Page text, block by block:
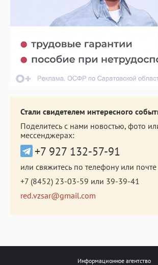
Стали свидетелем интересного
Поделитесь с нами новостью, фото
мессенджерах:
+7 927 132-57-91
или свяжитесь по телефону или почте
+7 (8452) 23-03-59 или 39-39-41
red.vzsar@gmail.com
Информационное агентство